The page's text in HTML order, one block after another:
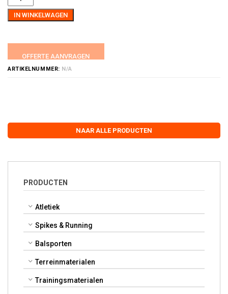
NAAR ALLE PRODUCTEN
PRODUCTEN
Atletiek
Spikes & Running
Balsporten
Terreinmaterialen
Trainingsmaterialen
IN WINKELWAGEN
OFFERTE AANVRAGEN
ARTIKELNUMMER: N/A